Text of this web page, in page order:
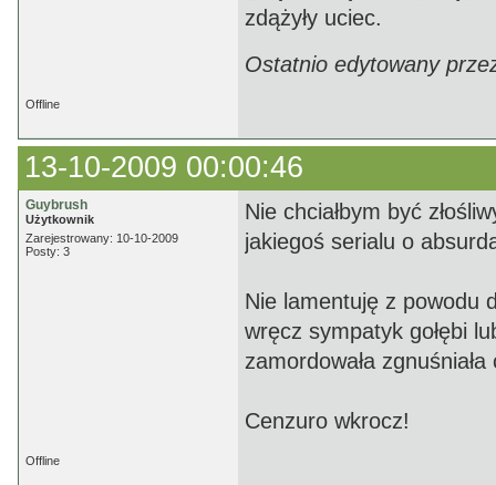
zdążyły uciec.
Ostatnio edytowany
Offline
13-10-2009 00:00:46
Guybrush
Użytkownik
Zarejestrowany: 10-10-2009
Posty: 3
Nie chciałbym być
jakiegoś serialu o
Nie lamentuję z powodu
wręcz sympatyk gołębi
zamordowała
Cenzuro wkrocz!
Offline